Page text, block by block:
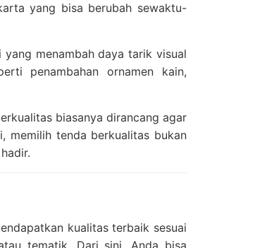
yang bisa berubah sewaktu-
menambah daya tarik visual
penambahan ornamen kain,
biasanya dirancang agar
memilih tenda berkualitas bukan
kualitas terbaik sesuai
tematik. Dari sini, Anda bisa